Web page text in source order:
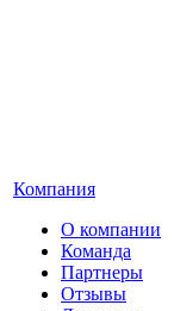
Компания
О компании
Команда
Партнеры
Отзывы